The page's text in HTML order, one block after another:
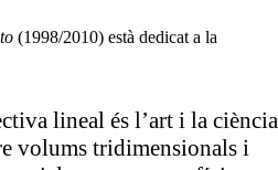
(1998/2010) està dedicat a la
lineal és l’art i la ciència
volums tridimensionals i